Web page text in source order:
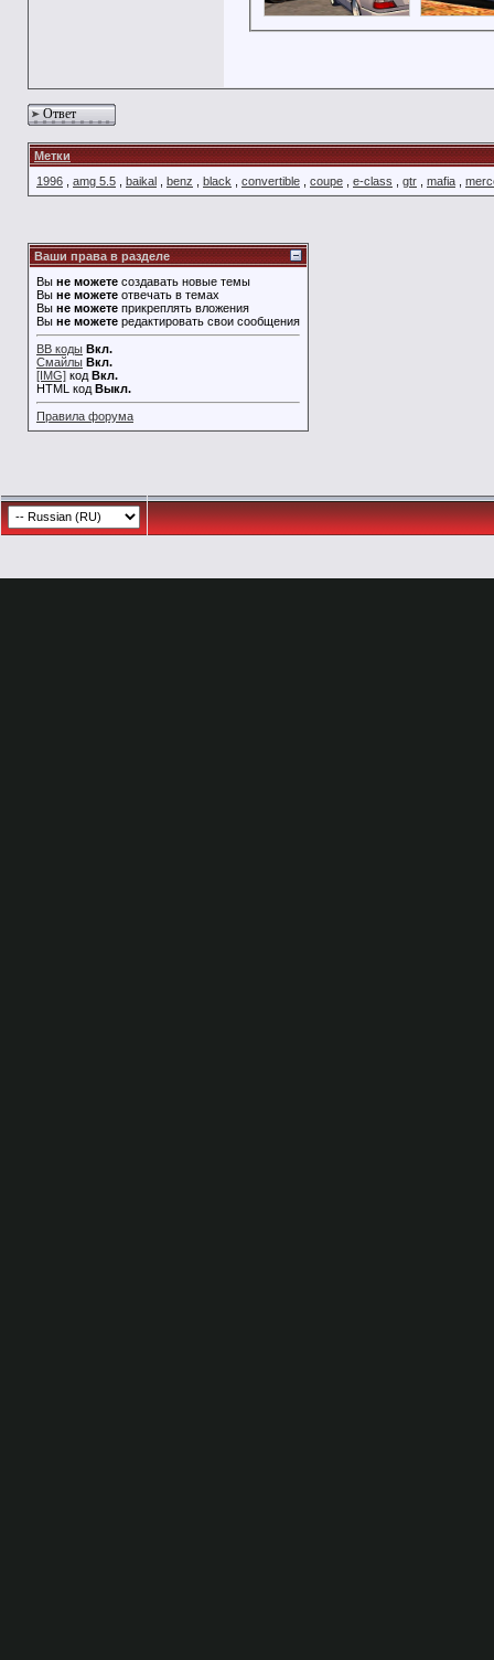
Ответ
Метки
1996
amg 5.5 baikal benz black convertible coupe e-class gtr mafia
Ваши права в разделе
Вы не можете создавать новые темы
Вы не можете отвечать в темах
Вы не можете прикреплять вложения
Вы не можете редактировать свои сообщения
BB коды Вкл.
Смайлы Вкл.
[IMG] код Вкл.
HTML код Выкл.
Правила форума